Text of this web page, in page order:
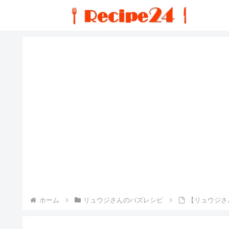
ホーム リュウジさんのバズレシピ 【リュウジ